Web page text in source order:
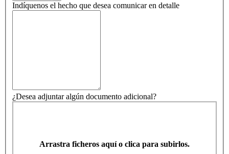
Indíquenos el hecho que desea comunicar en detalle
¿Desea adjuntar algún documento adicional?
Arrastra ficheros aquí o clica para subirlos.